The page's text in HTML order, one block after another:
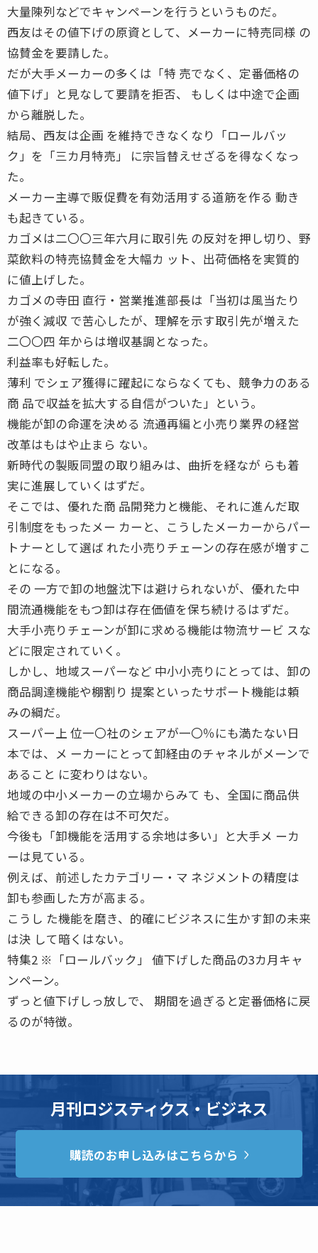
大量陳列などでキャンペーンを行うというものだ。
西友はその値下げの原資として、メーカーに特売同様 の
協賛金を要請した。
だが大手メーカーの多くは「特 売でなく、定番価格の
値下げ」と見なして要請を拒否、 もしくは中途で企画
から離脱した。
結局、西友は企画 を維持できなくなり「ロールバッ
ク」を「三カ月特売」 に宗旨替えせざるを得なくなっ
た。
メーカー主導で販促費を有効活用する道筋を作る 動き
も起きている。
カゴメは二〇〇三年六月に取引先 の反対を押し切り、野
菜飲料の特売協賛金を大幅カ ット、出荷価格を実質的
に値上げした。
カゴメの寺田 直行・営業推進部長は「当初は風当たり
が強く減収 で苦心したが、理解を示す取引先が増えた
二〇〇四 年からは増収基調となった。
利益率も好転した。
薄利 でシェア獲得に躍起にならなくても、競争力のある
商 品で収益を拡大する自信がついた」という。
機能が卸の命運を決める 流通再編と小売り業界の経営
改革はもはや止まら ない。
新時代の製販同盟の取り組みは、曲折を経なが らも着
実に進展していくはずだ。
そこでは、優れた商 品開発力と機能、それに進んだ取
引制度をもったメー カーと、こうしたメーカーからパー
トナーとして選ば れた小売りチェーンの存在感が増すこ
とになる。
その 一方で卸の地盤沈下は避けられないが、優れた中
間流通機能をもつ卸は存在価値を保ち続けるはずだ。
大手小売りチェーンが卸に求める機能は物流サービ スな
どに限定されていく。
しかし、地域スーパーなど 中小小売りにとっては、卸の
商品調達機能や棚割り 提案といったサポート機能は頼
みの綱だ。
スーパー上 位一〇社のシェアが一〇％にも満たない日
本では、メ ーカーにとって卸経由のチャネルがメーンで
あること に変わりはない。
地域の中小メーカーの立場からみて も、全国に商品供
給できる卸の存在は不可欠だ。
今後も「卸機能を活用する余地は多い」と大手メ ーカ
ーは見ている。
例えば、前述したカテゴリー・マ ネジメントの精度は
卸も参画した方が高まる。
こうし た機能を磨き、的確にビジネスに生かす卸の未来
は決 して暗くはない。
特集2 ※「ロールバック」 値下げした商品の3カ月キャ
ンペーン。
ずっと値下げしっ放しで、 期間を過ぎると定番価格に戻
るのが特徴。
月刊ロジスティクス・ビジネス
購読のお申し込みはこちらから